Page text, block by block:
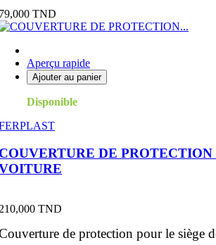
TND
Aperçu rapide
Ajouter au panier
Disponible
DE PROTECTION
TND
de protection pour le siège